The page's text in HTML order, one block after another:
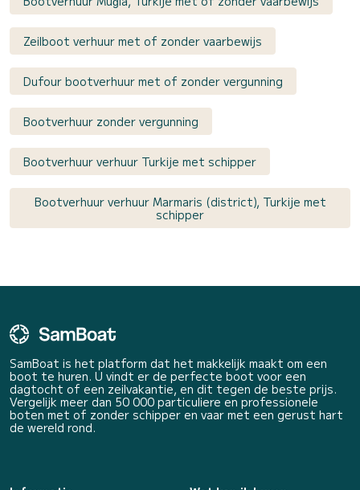
Zeilboot verhuur met of zonder vaarbewijs
Dufour bootverhuur met of zonder vergunning
Bootverhuur zonder vergunning
Bootverhuur verhuur Turkije met schipper
Bootverhuur verhuur Marmaris (district), Turkije met
schipper
SamBoat is het platform dat het makkelijk maakt om een
boot te huren. U vindt er de perfecte boot voor een
dagtocht of een zeilvakantie, en dit tegen de beste prijs.
Vergelijk meer dan 50 000 particuliere en professionele
boten met of zonder schipper en vaar met een gerust hart
de wereld rond.